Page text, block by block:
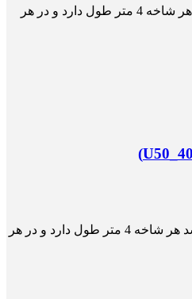
فروش براساس شاخه میباشد هر شاخه 4 متر طول دارد و در هر
فروش بر اساس شاخه می باشد هر شاخه 4 متر طول دارد و در هر